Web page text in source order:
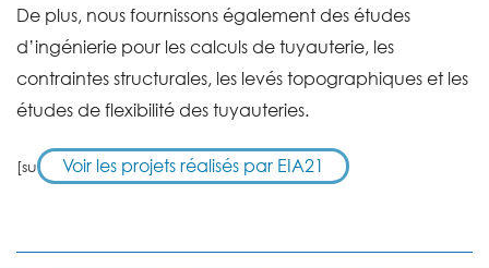
De plus, nous fournissons également des études
d’ingénierie pour les calculs de tuyauterie, les
contraintes structurales, les levés topographiques et les
études de flexibilité des tuyauteries.
[su Voir les projets réalisés par EIA21